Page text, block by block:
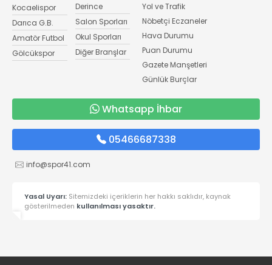
Kocaelispor
Darıca G.B.
Amatör Futbol
Gölcükspor
Derince
Salon Sporları
Okul Sporları
Diğer Branşlar
Yol ve Trafik
Nöbetçi Eczaneler
Hava Durumu
Puan Durumu
Gazete Manşetleri
Günlük Burçlar
Whatsapp İhbar
05466687338
info@spor41.com
Yasal Uyarı: Sitemizdeki içeriklerin her hakkı saklıdır, kaynak
gösterilmeden kullanılması yasaktır.